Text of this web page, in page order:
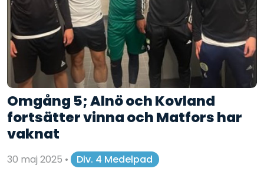
Omgång 5; Alnö och Kovland
fortsätter vinna och Matfors har
vaknat
30 maj 2025 •
Div. 4 Medelpad